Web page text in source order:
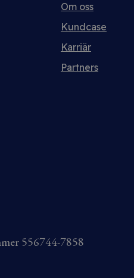
Om oss
Kundcase
Karriär
Partners
556744-7858